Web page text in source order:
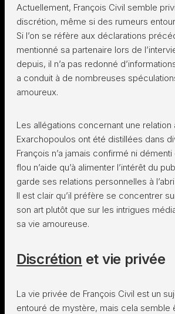
Actuellement, François Civil semble
discrétion, même si des rumeurs
Si l’on se réfère aux déclarations
mentionné sa partenaire lors de
depuis, il n’a pas redonné
a conduit à de nombreuses
amoureux.
Les allégations concernant une
Exarchopoulos ont été distillées dans
François n’a jamais confirmé ni
flou n’aide qu’à alimenter l’intérêt du
garde ses relations personnelles à
Il est clair qu’il préfère se concentrer
son art plutôt que sur les intrigues
sa vie amoureuse.
Discrétion et vie privée
La vie privée de François Civil est un
entouré de mystère, mais cela semble